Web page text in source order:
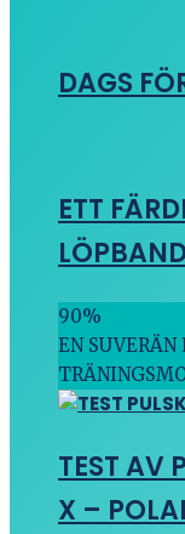
DAGS
ETT
90%
EN
TEST AV
X –